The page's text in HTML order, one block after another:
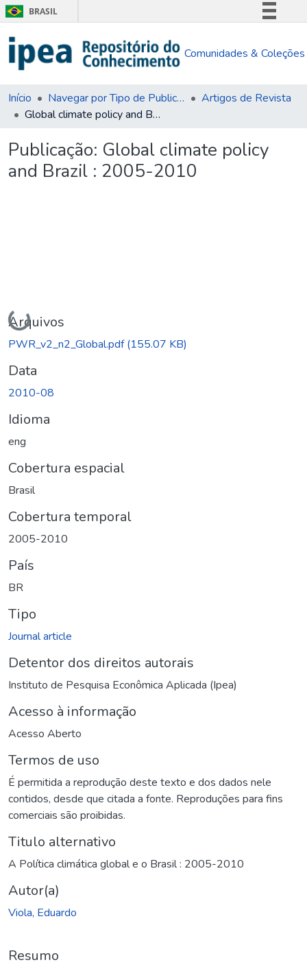
BRASIL
Comunica BR
Acesso à informação
Comunidades & Coleções
Início Navegar por Tipo de Publicação
Artigos de Revista
Global climate policy and Brazil : 2005-2010
Publicação: Global climate policy
and Brazil : 2005-2010
Carregando...
Arquivos
PWR_v2_n2_Global.pdf(155.07 KB)
Data
2010-08
Idioma
eng
Cobertura espacial
Brasil
Cobertura temporal
2005-2010
País
BR
Tipo
Journal article
Detentor dos direitos autorais
Instituto de Pesquisa Econômica Aplicada (Ipea)
Acesso à informação
Acesso Aberto
Termos de uso
É permitida a reprodução deste texto e dos dados nele
contidos, desde que citada a fonte. Reproduções para fins
comerciais são proibidas.
Titulo alternativo
A Política climática global e o Brasil : 2005-2010
Autor(a)
Viola, Eduardo
Resumo